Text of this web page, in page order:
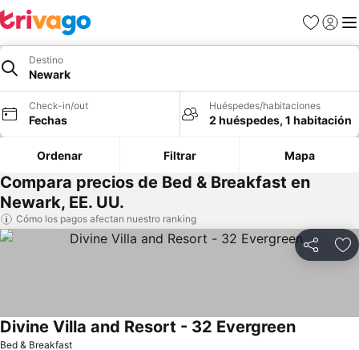
Favoritos
Iniciar
Destino
Newark
Check-in/out
Fechas
Huéspedes/habitaciones
2 huéspedes, 1 habitación
Ordenar Filtrar Mapa
Compara precios de Bed & Breakfast en
Newark, EE. UU.
Cómo los pagos afectan nuestro ranking
Compartir
Bed & Breakfast
Divine Villa and Resort - 32 Evergreen